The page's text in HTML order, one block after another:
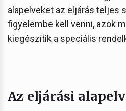
alapelveket az eljárás teljes
figyelembe kell venni, azok
kiegészítik a speciális
Az eljárási